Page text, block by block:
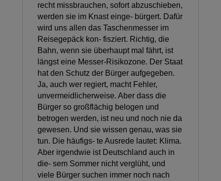
recht missbrauchen, sofort abzuschieben,
werden sie im Knast einge- bürgert. Dafür
wird uns allen das Taschenmesser im
Reisegepäck kon- fisziert. Richtig, die
Bahn, wenn sie überhaupt mal fährt, ist
längst eine Messer-Risikozone. Der Staat
hat den Schutz der Bürger aufgegeben.
Ja, auch wer regiert, macht Fehler,
unvermeidlicherweise. Aber dass die
Bürger so großflächig belogen und
betrogen werden, ist neu und noch nie da
gewesen. Und sie wissen genau, was sie
tun. Die häufigs- te Ausrede lautet: Klima.
Aber irgendwie ist Deutschland auch in
die- sem Sommer nicht verglüht, und
viele Bürger suchen immer noch nach